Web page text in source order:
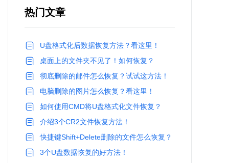
热门文章
U盘格式化后数据恢复方法？看这里！
桌面上的文件夹不见了！如何恢复？
彻底删除的邮件怎么恢复？试试这方法！
电脑删除的图片怎么恢复？看这里！
如何使用CMD将U盘格式化文件恢复？
介绍3个CR2文件恢复方法！
快捷键Shift+Delete删除的文件怎么恢复？
3个U盘数据恢复的好方法！